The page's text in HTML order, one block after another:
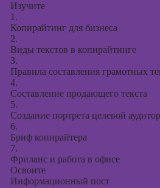
Изучите
1.
Копирайтинг для бизнеса
2.
Виды текстов в копирайтинге
3.
Правила составления грамотных
4.
Составление продающего текста
5.
Создание портрета целевой
6.
Бриф копирайтера
7.
Фриланс и работа в офисе
Освоите
Информационный пост